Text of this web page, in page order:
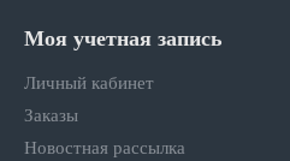
Моя учетная запись
Личный кабинет
Заказы
Новостная рассылка